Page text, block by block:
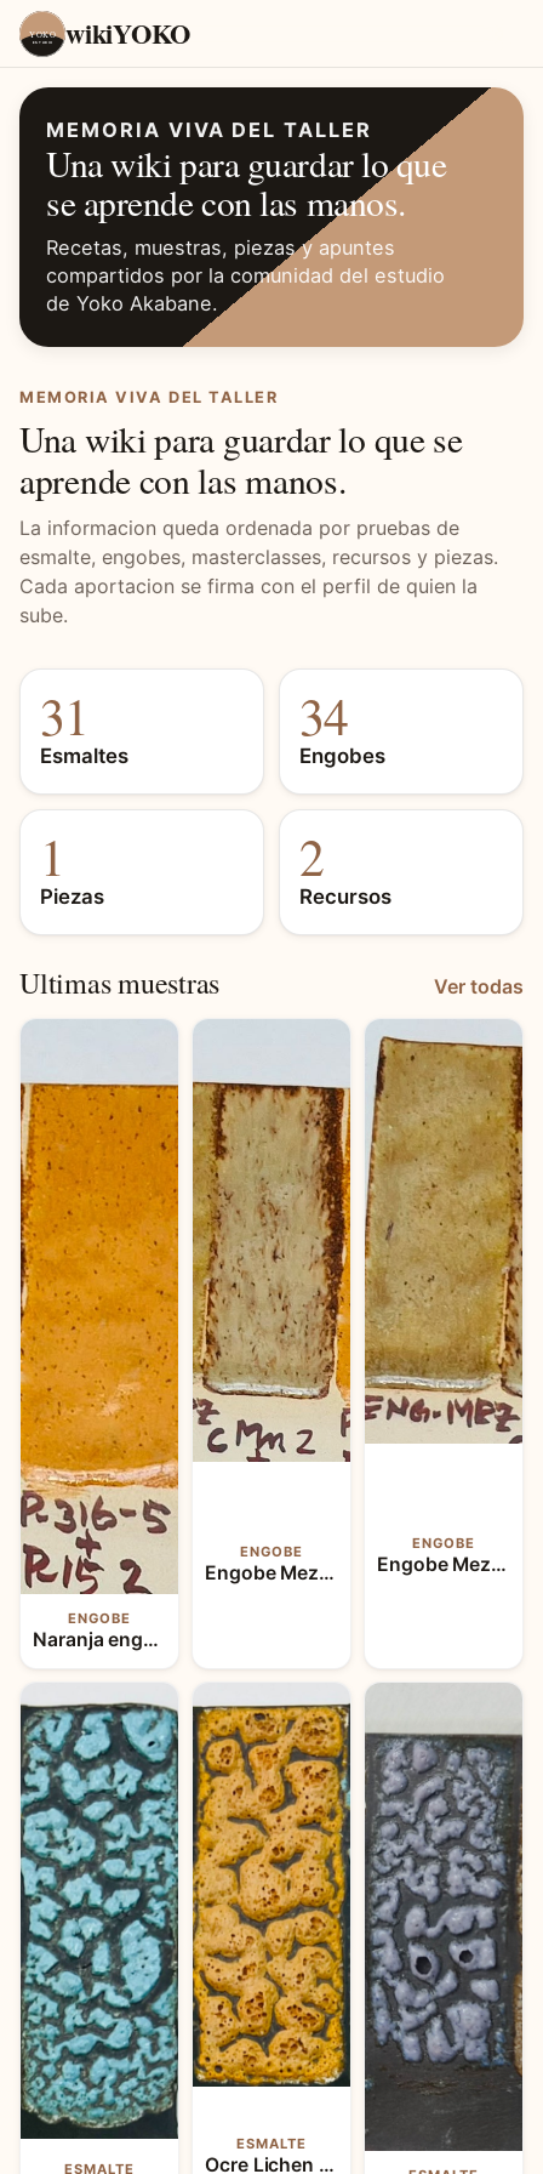
YOKO
ESTUDIO wikiYOKO
MEMORIA VIVA DEL TALLER
Una wiki para guardar lo que
se aprende con las manos.
Recetas, muestras, piezas y apuntes
compartidos por la comunidad del estudio
de Yoko Akabane.
MEMORIA VIVA DEL TALLER
Una wiki para guardar lo que se
aprende con las manos.
La informacion queda ordenada por pruebas de
esmalte, engobes, masterclasses, recursos y piezas.
Cada aportacion se firma con el perfil de quien la
sube.
31
Esmaltes
34
Engobes
1
Piezas
2
Recursos
Ultimas muestras Ver todas
ENGOBE
Naranja engobe mezcla
ENGOBE
Engobe Mezcla
ENGOBE
Engobe Mezcla
ESMALTE
ESMALTE
Ocre Lichen Glase